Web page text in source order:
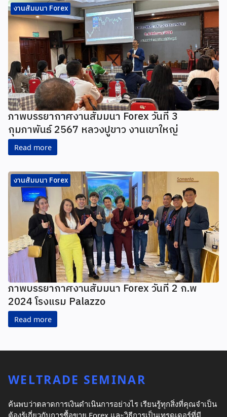
งานสัมมนา Forex
ภาพบรรยากาศงานสัมมนา Forex วันที่ 3
กุมภาพันธ์ 2567 หลวงปูขาว งานเขาใหญ่
Read more
งานสัมมนา Forex
ภาพบรรยากาศงานสัมมนา Forex วันที่ 2 ก.พ
2024 โรงแรม Palazzo
Read more
WELTRADE SEMINAR
ค้นพบว่าตลาดการเงินดำเนินการอย่างไร เรียนรู้ทุกสิ่งที่คุณจำเป็น